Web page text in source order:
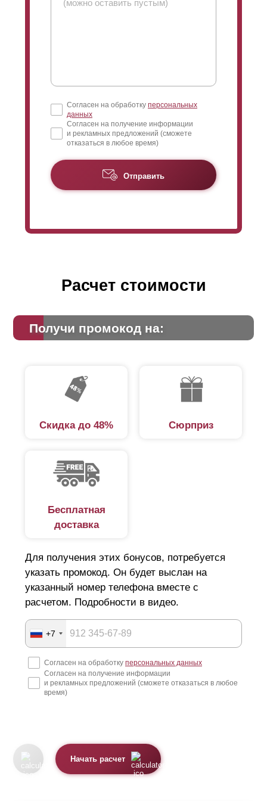
Согласен на обработку персональных
данных
Согласен на получение информации
и рекламных предложений (сможете
отказаться в любое время)
Отправить
Расчет стоимости
Получи промокод на:
Скидка до 48% Сюрприз
Бесплатная
доставка
Для получения этих бонусов, потребуется
указать промокод. Он будет выслан на
указанный номер телефона вместе с
расчетом. Подробности в видео.
+7
Согласен на обработку персональных данных
Согласен на получение информации
и рекламных предложений (сможете отказаться в любое
время)
Начать расчет